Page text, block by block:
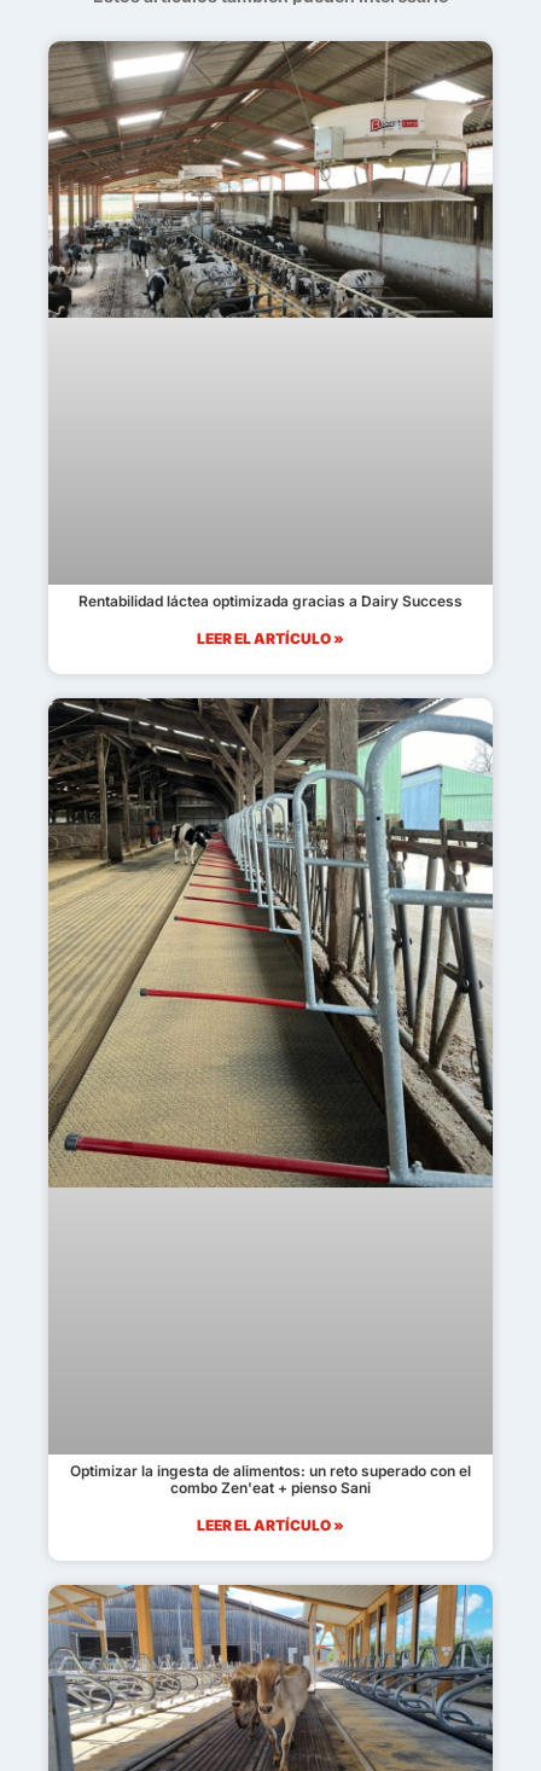
Rentabilidad láctea optimizada gracias a Dairy Success
LEER EL ARTÍCULO »
Optimizar la ingesta de alimentos: un reto superado con el
combo Zen'eat + pienso Sani
LEER EL ARTÍCULO »